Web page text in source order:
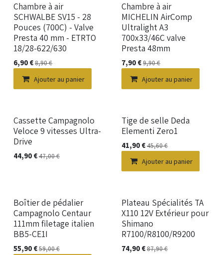
Chambre à air
SCHWALBE SV15 - 28
Pouces (700C) - Valve
Presta 40 mm - ETRTO
18/28-622/630
6,90 €8,90€
Ajouter au panier
Chambre à air
MICHELIN AirComp
Ultralight A3
700x33/46C valve
Presta 48mm
7,90€9,90€
Ajouter au panier
Cassette Campagnolo
Veloce 9 vitesses Ultra-
Drive
44,90 €47,00€
Tige de selle Deda
Elementi Zero1
41,90€45,60€
Ajouter au panier
Boîtier de pédalier
Campagnolo Centaur
111mm filetage italien
BB5-CE1I
55,90 €59,00€
Plateau Spécialités TA
X110 12V Extérieur pour
Shimano
R7100/R8100/R9200
74,90€87,90€